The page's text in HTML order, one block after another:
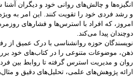
انگیزه‌ها و چالش‌های روانی خود و دیگران
و رشد فردی خود را تقویت کنند. این امر به
امروز، که افراد با استرس‌ها و فشارهای
دوچندان پیدا می‌کند.
نویسندگان حوزه روانشناسی با درک عمیق از
ذهن، موضوعات متنوعی را در کتاب‌های خود
روان و مدیریت استرس گرفته تا روابط بین
ارائه پژوهش‌های علمی، تحلیل‌های دقیق و